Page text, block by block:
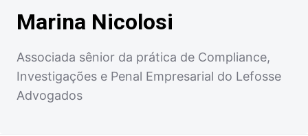
Marina Nicolosi
Associada sênior da prática de Compliance,
Investigações e Penal Empresarial do Lefosse
Advogados